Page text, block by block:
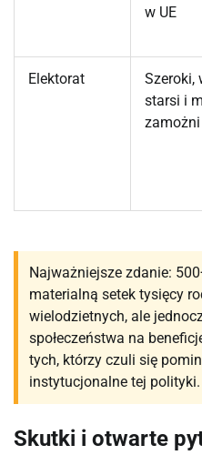
w UE
Elektorat
Szeroki,
starsi i
zamożni
Najważniejsze zdanie:
materialną setek tysięcy
wielodzietnych, ale
społeczeństwa na
tych, którzy czuli się
instytucjonalne tej polityki.
Skutki i otwarte